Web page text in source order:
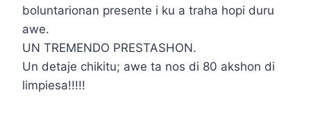
boluntarionan presente i ku a traha hopi duru
awe.
UN TREMENDO PRESTASHON.
Un detaje chikitu; awe ta nos di 80 akshon di
limpiesa!!!!!